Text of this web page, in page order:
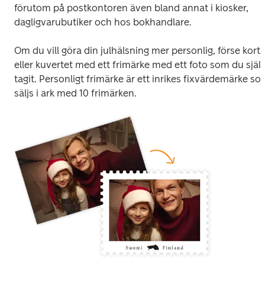
förutom på postkontoren även bland annat i kiosker,
dagligvarubutiker och hos bokhandlare.
Om du vill göra din julhälsning mer personlig, förse
eller kuvertet med ett frimärke med ett foto som du
tagit. Personligt frimärke är ett inrikes fixvärdemärke
säljs i ark med 10 frimärken.